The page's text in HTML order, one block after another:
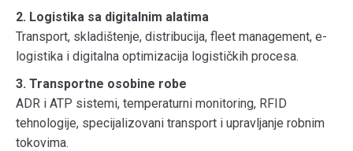
2. Logistika sa digitalnim alatima
Transport, skladištenje, distribucija, fleet management, e-
logistika i digitalna optimizacija logističkih procesa.
3. Transportne osobine robe
ADR i ATP sistemi, temperaturni monitoring, RFID
tehnologije, specijalizovani transport i upravljanje robnim
tokovima.